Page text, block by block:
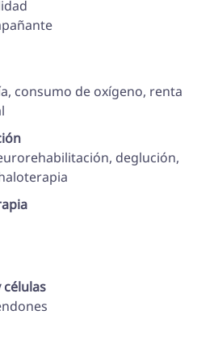
consumo de oxígeno, renta
deglución,
células